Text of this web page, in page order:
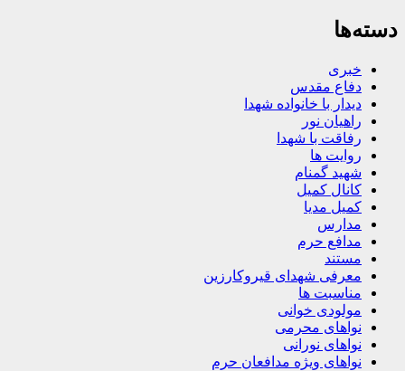
دسته‌ها
خبری
دفاع مقدس
دیدار با خانواده شهدا
راهیان نور
رفاقت با شهدا
روایت ها
شهید گمنام
کانال کمیل
کمیل مدیا
مدارس
مدافع حرم
مستند
معرفی شهدای قیروکارزین
مناسبت ها
مولودی خوانی
نواهای محرمی
نواهای نورانی
نواهای ویژه مدافعان حرم